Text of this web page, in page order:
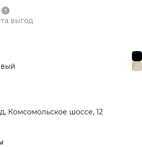
выгод
Комсомольское шоссе, 12